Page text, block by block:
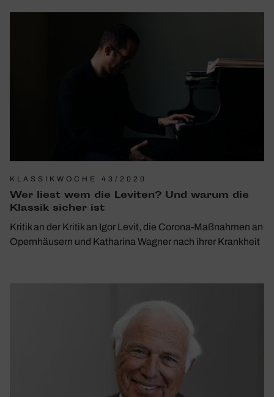
KLASSIKWOCHE 43/2020
Wer liest wem die Leviten? Und warum die
Klassik sicher ist
Kritik an der Kritik an Igor Levit, die Corona-Maßnahmen an
Opernhäusern und Katharina Wagner nach ihrer Krankheit